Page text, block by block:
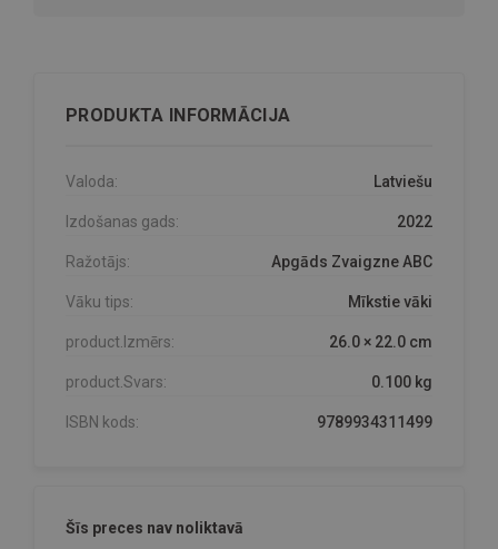
PRODUKTA INFORMĀCIJA
Valoda: Latviešu
Izdošanas gads: 2022
Ražotājs: Apgāds Zvaigzne ABC
Vāku tips: Mīkstie vāki
product.Izmērs: 26.0 × 22.0 cm
product.Svars: 0.100 kg
ISBN kods: 9789934311499
Šīs preces nav noliktavā